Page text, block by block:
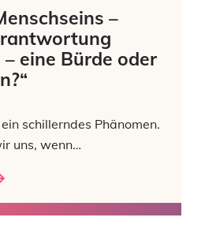
–
eine Bürde oder
schillerndes Phänomen.
uns, wenn…